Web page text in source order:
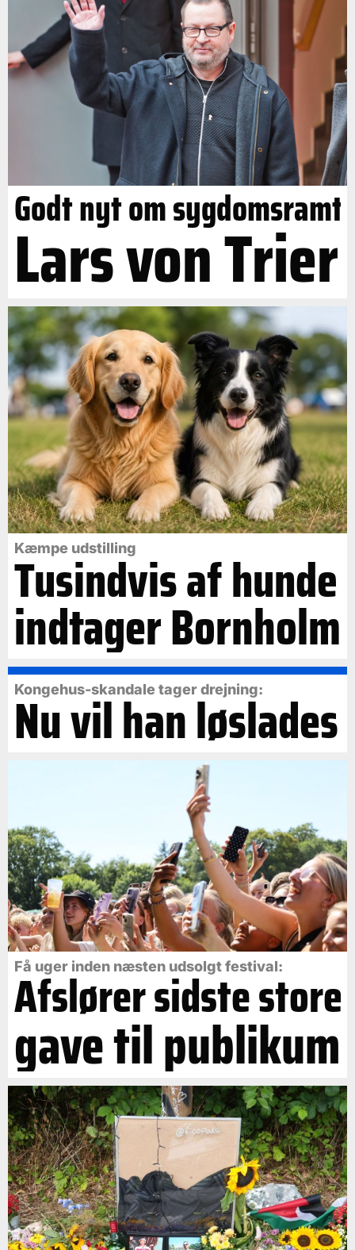
Godt nyt om sygdomsramt
Lars von Trier
Kæmpe udstilling
Tusindvis af hunde
indtager Bornholm
Kongehus-skandale tager drejning:
Nu vil han løslades
Få uger inden næsten udsolgt festival:
Afslører sidste store
gave til publikum